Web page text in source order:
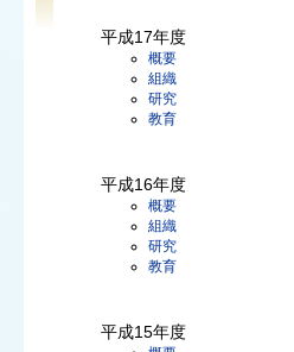
平成17年度
概要
組織
研究
教育
平成16年度
概要
組織
研究
教育
平成15年度